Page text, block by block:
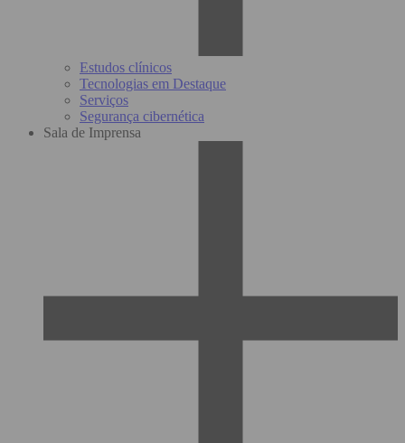
Estudos clínicos
Tecnologias em Destaque
Serviços
Segurança cibernética
Sala de Imprensa